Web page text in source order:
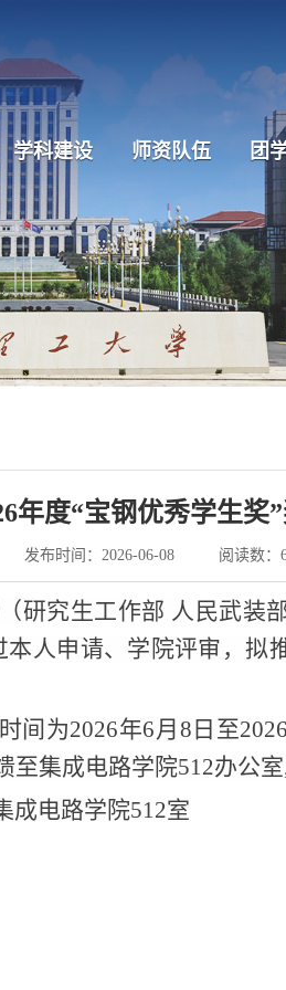
学科建设 师资队伍 团
年度“宝钢优秀学生奖
发布时间：2026-06-08 阅读数：
研究生工作部 人民武装
本人申请、学院评审，拟
间为2026年6月 8 日至2026
至集成电路学院512办公室
成电路学院512室